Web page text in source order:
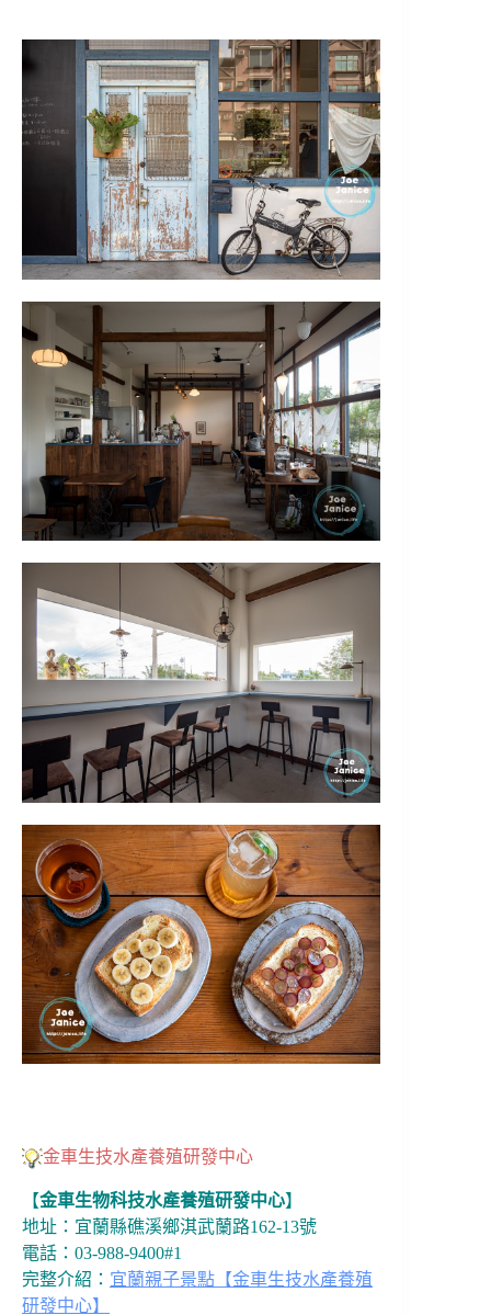
金車生技水產養殖研發中心
【金車生物科技水產養殖研發中心】
地址：宜蘭縣礁溪鄉淇武蘭路162-13號
電話：03-988-9400#1
完整介紹： 宜蘭親子景點【金車生技水產養殖
研發中心】